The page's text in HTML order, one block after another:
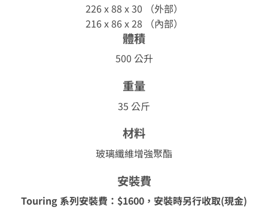
226 x 88 x 30
（外部）
216 x 86 x 28
（內部）
體積
500 公升
重量
35 公斤
材料
玻璃纖維增強聚酯
安裝費
Touring 系列安裝費：$1600，安裝時另行收取(現金)